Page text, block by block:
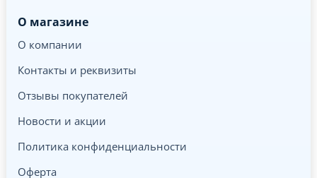
О магазине
О компании
Контакты и реквизиты
Отзывы покупателей
Новости и акции
Политика конфиденциальности
Оферта